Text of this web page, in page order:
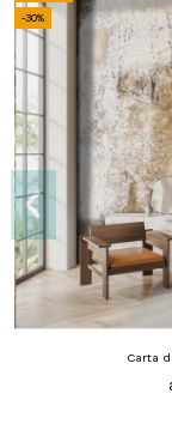
-30%
Carta